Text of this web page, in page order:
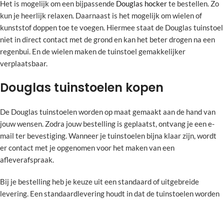
Het is mogelijk om een bijpassende Douglas hockerte bestellen. Zo
kun je heerlijk relaxen. Daarnaast is het mogelijk om wielen of
kunststof doppen toe te voegen. Hiermee staat de Douglas tuinstoel
niet in direct contact met de grond en kan het beter drogen na een
regenbui. En de wielen maken de tuinstoel gemakkelijker
verplaatsbaar.
Douglas tuinstoelen kopen
De Douglas tuinstoelen worden op maat gemaakt aan de hand van
jouw wensen. Zodra jouw bestelling is geplaatst, ontvang je een e-
mail ter bevestiging. Wanneer je tuinstoelen bijna klaar zijn, wordt
er contact met je opgenomen voor het maken van een
afleverafspraak.
Bij je bestelling heb je keuze uit een standaard of uitgebreide
levering. Een standaardlevering houdt in dat de tuinstoelen worden